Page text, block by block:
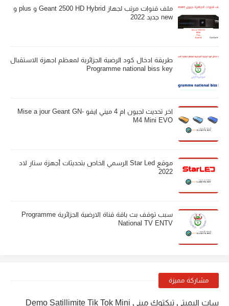
ملف قنوات مرتب لجهاز Geant 2500 HD Hybrid و plus و
new جديد 2022
طريقة ادخال كود الرضية الجزائرية لمعظم اجهزة الاستقبال
Programme national biss key
اخر تحديث لجيون ام 4 ميني ايفو Mise a jour Geant GN-
M4 Mini EVO
موقع Star Led الرسمي الخاص بتحديثات أجهزة ستار لاد
2022
سبب توقف بث باقة قناة الارضية الجزائرية Programme
National TV ENTV
مشاركة مميزة
سات اليميتي تيكتوك ميني Demo Satillimite Tik Tok Mini